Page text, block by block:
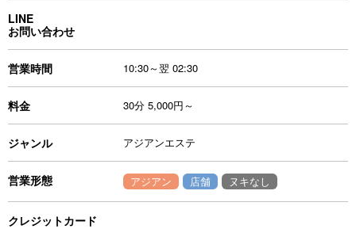
LINE
お問い合わせ
営業時間 10:30～翌 02:30
料金 30分 5,000円～
ジャンル アジアンエステ
営業形態 アジアン 店舗 ヌキなし
クレジットカード